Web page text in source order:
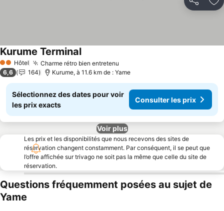
Partager
2 Étoiles
Hôtel Charme rétro bien entretenu
Kurume TerminalConsulter les prix
6,6 164 Kurume, à 11.6 km de : Yame
Sélectionnez des dates pour voir
les prix exacts
Consulter les prix
Voir plus
Les prix et les disponibilités que nous recevons des sites de
réservation changent constamment. Par conséquent, il se peut que
l’offre affichée sur trivago ne soit pas la même que celle du site de
réservation.
Questions fréquemment posées au sujet de
Yame